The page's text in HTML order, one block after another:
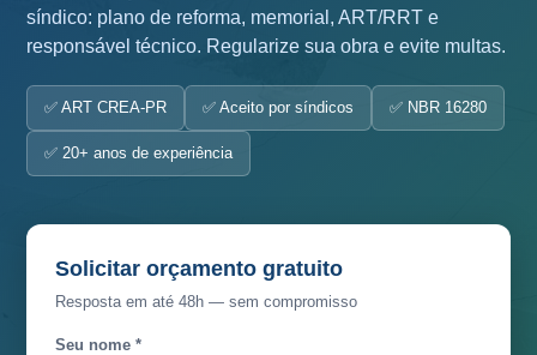
síndico: plano de reforma, memorial, ART/RRT e
responsável técnico. Regularize sua obra e evite multas.
✅ ART CREA-PR ✅ Aceito por síndicos ✅ NBR 16280
✅ 20+ anos de experiência
Solicitar orçamento gratuito
Resposta em até 48h — sem compromisso
Seu nome *